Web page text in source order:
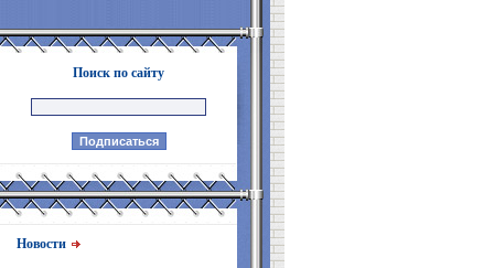
Поиск по сайту
Новости